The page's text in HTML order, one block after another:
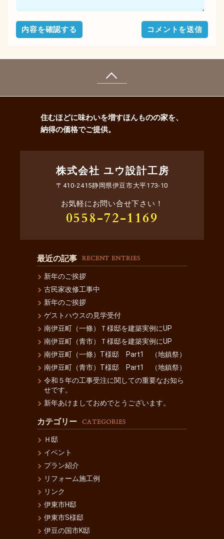
ページの先頭へ戻る
住むほどに味わいを増すほんものの家を、
納得の価格でご提供。
株式会社 ユウ設計工房
〒410-2415静岡県伊豆市大平173-10
お気軽にお問い合せ下さい！
0558-72-1169
最近の記事 RECENT ENTRIES
新年のご挨拶
古民家改修工事中
新年のご挨拶
ゲストハウスの見学受付
南伊豆町（一條）Ｔ様邸を建築実例にUP
南伊豆町（青市）Ｔ様邸を建築実例にUP
南伊豆町（一條）T様邸 Part1 （地鎮祭）
南伊豆町（青市）T様邸 Part1 （地鎮祭）
令和５年の工事受注に関しての重要なお知ら
せです。
新年あけましておめでとうございます。
カテゴリー CATEGORIES
Ｈ邸
イベント
プラン紹介
リフォーム施工例
リンク
伊東市H邸
伊東市S様邸
伊豆の国市K邸